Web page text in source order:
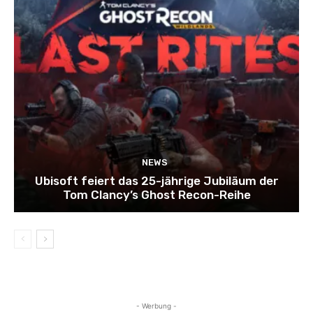
NEWS
Ubisoft feiert das 25-jährige Jubiläum der
Tom Clancy’s Ghost Recon-Reihe
- Werbung -